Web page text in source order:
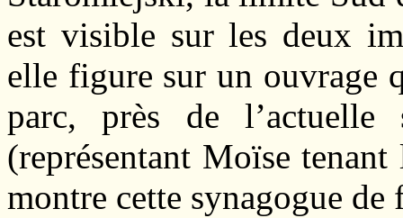
est visible sur les deux
elle figure sur un ouvrage
parc, près de l’actuelle
(représentant Moïse
montre cette synagogue de